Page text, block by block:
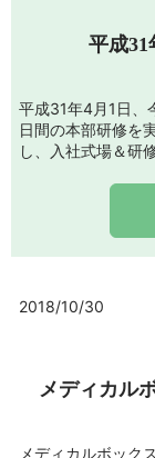
平成
平成31年4月1日、
日間の本部研修を
し、入社式場＆研
2018/10/30
メディカル
メディカルボック